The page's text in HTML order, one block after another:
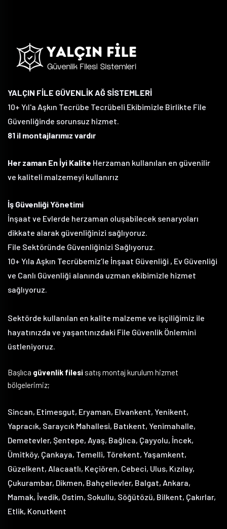
YALÇIN FİLE GÜVENLİK AĞ SİSTEMLERİ
10+ Yıl'a Aşkın Tecrübe Tecrübeli Ekibimizle Birlikte File
Güvenliğinde sorunsuz hizmet.
81 il montajlarımız vardır
Her zaman En İyi Kalite Herzaman kullanılan en güvenilir
ve kaliteli malzemeyi kullanırız
İş Güvenliği Yönetimi
İnşaat ve Evlerde herzaman oluşabilecek senaryoları
dikkate alarak güvenliğinizi sağlıyoruz.
File Sektöründe Güvenliğinizi Sağlıyoruz.
10+ Yıla Aşkın Tecrübemiz’le İnşaat Güvenliği , Ev Güvenliği
ve Canlı Güvenliği alanında uzman ekibimizle hizmet
sağlıyoruz.
Sektörde kullanılan en kalite malzeme ve işçiliğimiz ile
hayatınızda ve yaşantınızdaki File Güvenlik Önlemini
üstleniyoruz.
Başlıca güvenlik filesi satış montaj kurulum hizmet
bölgelerimiz;
Sincan, Etimesgut, Eryaman, Elvankent, Yenikent,
Yapracık, Saraycık Mahallesi, Batıkent, Yenimahalle,
Demetevler, Şentepe, Ayaş, Bağlıca, Çayyolu, İncek,
Ümitköy, Çankaya, Temelli, Törekent, Yaşamkent,
Güzelkent, Alacaatlı, Keçiören, Cebeci, Ulus, Kızılay,
Çukurambar, Dikmen, Bahçelievler, Balgat, Ankara,
Mamak, İvedik, Ostim, Sokullu, Söğütözü, Bilkent, Çakırlar,
Etlik, Konutkent